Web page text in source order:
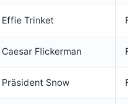
Effie Trinket
Caesar Flickerman
Präsident Snow